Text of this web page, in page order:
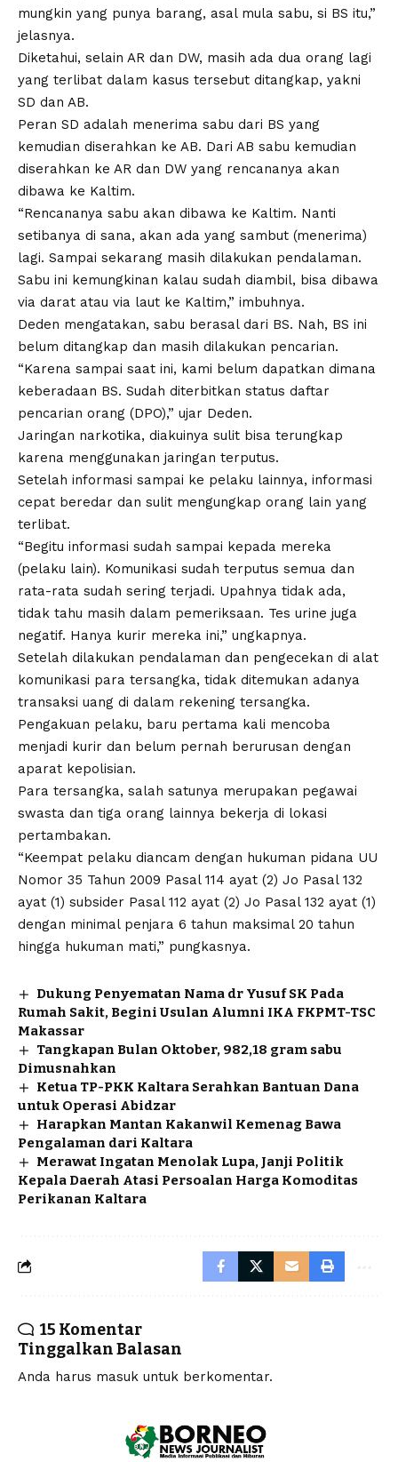
mungkin yang punya barang, asal mula sabu, si BS itu,”
jelasnya.
Diketahui, selain AR dan DW, masih ada dua orang lagi
yang terlibat dalam kasus tersebut ditangkap, yakni
SD dan AB.
Peran SD adalah menerima sabu dari BS yang
kemudian diserahkan ke AB. Dari AB sabu kemudian
diserahkan ke AR dan DW yang rencananya akan
dibawa ke Kaltim.
“Rencananya sabu akan dibawa ke Kaltim. Nanti
setibanya di sana, akan ada yang sambut (menerima)
lagi. Sampai sekarang masih dilakukan pendalaman.
Sabu ini kemungkinan kalau sudah diambil, bisa dibawa
via darat atau via laut ke Kaltim,” imbuhnya.
Deden mengatakan, sabu berasal dari BS. Nah, BS ini
belum ditangkap dan masih dilakukan pencarian.
“Karena sampai saat ini, kami belum dapatkan dimana
keberadaan BS. Sudah diterbitkan status daftar
pencarian orang (DPO),” ujar Deden.
Jaringan narkotika, diakuinya sulit bisa terungkap
karena menggunakan jaringan terputus.
Setelah informasi sampai ke pelaku lainnya, informasi
cepat beredar dan sulit mengungkap orang lain yang
terlibat.
“Begitu informasi sudah sampai kepada mereka
(pelaku lain). Komunikasi sudah terputus semua dan
rata-rata sudah sering terjadi. Upahnya tidak ada,
tidak tahu masih dalam pemeriksaan. Tes urine juga
negatif. Hanya kurir mereka ini,” ungkapnya.
Setelah dilakukan pendalaman dan pengecekan di alat
komunikasi para tersangka, tidak ditemukan adanya
transaksi uang di dalam rekening tersangka.
Pengakuan pelaku, baru pertama kali mencoba
menjadi kurir dan belum pernah berurusan dengan
aparat kepolisian.
Para tersangka, salah satunya merupakan pegawai
swasta dan tiga orang lainnya bekerja di lokasi
pertambakan.
“Keempat pelaku diancam dengan hukuman pidana UU
Nomor 35 Tahun 2009 Pasal 114 ayat (2) Jo Pasal 132
ayat (1) subsider Pasal 112 ayat (2) Jo Pasal 132 ayat (1)
dengan minimal penjara 6 tahun maksimal 20 tahun
hingga hukuman mati,” pungkasnya.
Dukung Penyematan Nama dr Yusuf SK Pada
Rumah Sakit, Begini Usulan Alumni IKA FKPMT-TSC
Makassar
Tangkapan Bulan Oktober, 982,18 gram sabu
Dimusnahkan
Ketua TP-PKK Kaltara Serahkan Bantuan Dana
untuk Operasi Abidzar
Harapkan Mantan Kakanwil Kemenag Bawa
Pengalaman dari Kaltara
Merawat Ingatan Menolak Lupa, Janji Politik
Kepala Daerah Atasi Persoalan Harga Komoditas
Perikanan Kaltara
15 Komentar
Tinggalkan Balasan
Anda harus masuk untuk berkomentar.